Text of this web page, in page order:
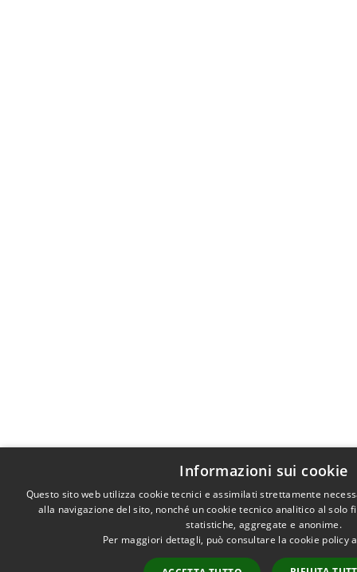
Informazioni sui cookie
Questo sito web utilizza cookie tecnici e assimilati strettamente
alla navigazione del sito, nonché un cookie tecnico analitico al solo
statistiche, aggregate e anonime.
Per maggiori dettagli, può consultare la cookie policy